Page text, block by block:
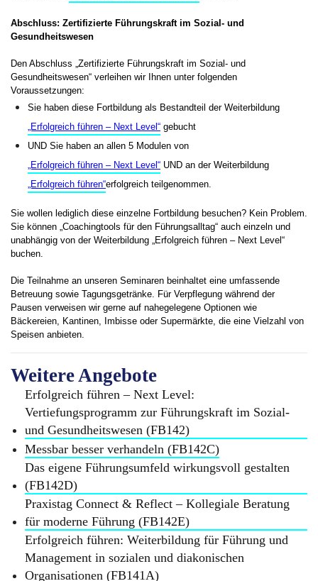
Abschluss: Zertifizierte Führungskraft im Sozial- und
Gesundheitswesen
Den Abschluss „Zertifizierte Führungskraft im Sozial- und
Gesundheitswesen“ verleihen wir Ihnen unter folgenden
Voraussetzungen:
Sie haben diese Fortbildung als Bestandteil der Weiterbildung
„Erfolgreich führen – Next Level“ gebucht
UND Sie haben an allen 5 Modulen von
„Erfolgreich führen – Next Level“ UND an der Weiterbildung
„Erfolgreich führen“erfolgreich teilgenommen.
Sie wollen lediglich diese einzelne Fortbildung besuchen? Kein Problem.
Sie können „Coachingtools für den Führungsalltag“ auch einzeln und
unabhängig von der Weiterbildung „Erfolgreich führen – Next Level“
buchen.
Die Teilnahme an unseren Seminaren beinhaltet eine umfassende
Betreuung sowie Tagungsgetränke. Für Verpflegung während der
Pausen verweisen wir gerne auf nahegelegene Optionen wie
Bäckereien, Kantinen, Imbisse oder Supermärkte, die eine Vielzahl von
Speisen anbieten.
Weitere Angebote
Erfolgreich führen – Next Level:
Vertiefungsprogramm zur Führungskraft im Sozial-
und Gesundheitswesen (FB142)
Messbar besser verhandeln (FB142C)
Das eigene Führungsumfeld wirkungsvoll gestalten
(FB142D)
Praxistag Connect & Reflect – Kollegiale Beratung
für moderne Führung (FB142E)
Erfolgreich führen: Weiterbildung für Führung und
Management in sozialen und diakonischen
Organisationen (FB141A)